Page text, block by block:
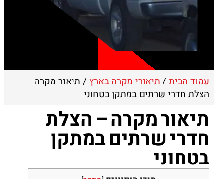
עמוד הבית / תיאורי מקרה בארץ / תיאור מקרה –
הצלת חדרי שרתים במתקן בטחוני
תיאור מקרה – הצלת
חדרי שרתים במתקן
בטחוני